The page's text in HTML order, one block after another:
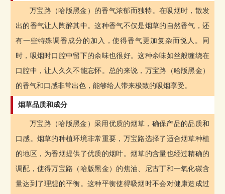
万宝路（哈版黑金）的香气浓郁而独特。在吸烟时，散发
出的香气让人陶醉其中。这种香气不仅是烟草的自然香气，还
有一些特殊调香成分的加入，使得香气更加复杂而悦人。同
时，吸烟时口腔中留下的余味也很好。这种余味如丝般缠绕在
口腔中，让人久久不能忘怀。总的来说，万宝路（哈版黑金）
的香气和口感非常出色，能够给人带来极致的吸烟享受。
烟草品质和成分
万宝路（哈版黑金）采用优质的烟草，确保产品的品质和
口感。烟草的种植环境非常重要，万宝路选择了适合烟草种植
的地区，为香烟提供了优质的烟叶。烟草的含量也经过精确的
调配，使得万宝路（哈版黑金）的焦油、尼古丁和一氧化碳含
量达到了理想的平衡。这种平衡使得吸烟时不会对健康造成过